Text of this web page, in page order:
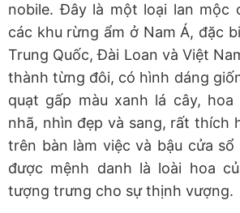
nobile. Đây là một loại lan mộc
các khu rừng ẩm ở Nam Á, đặc
Trung Quốc, Đài Loan và Việt
thành từng đôi, có hình dáng
quạt gấp màu xanh lá cây,
nhã, nhìn đẹp và sang, rất thích
trên bàn làm việc và bậu cửa sổ
được mệnh danh là loài hoa
tượng trưng cho sự thịnh vượng.